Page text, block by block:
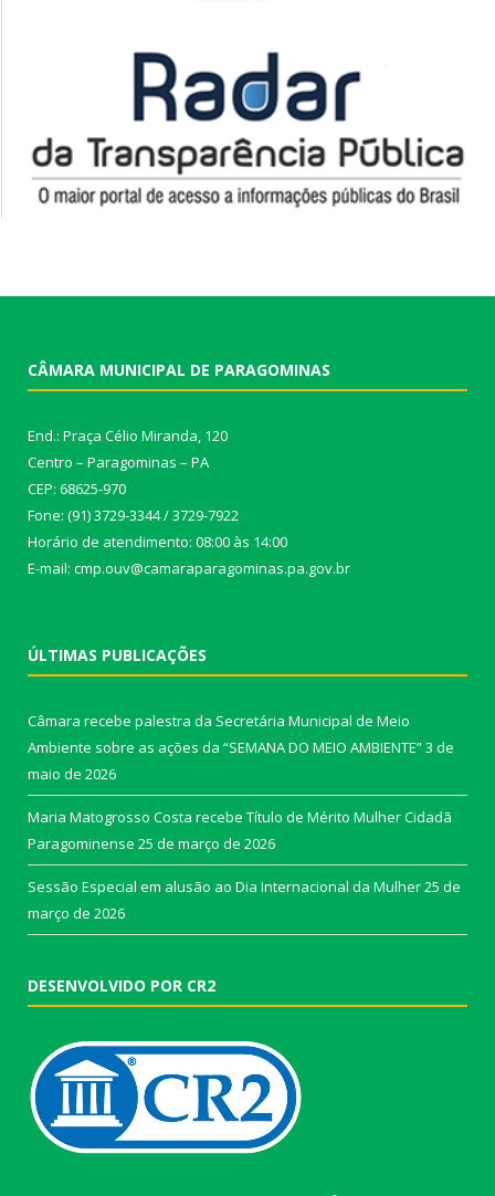
CÂMARA MUNICIPAL DE PARAGOMINAS
End.: Praça Célio Miranda, 120
Centro – Paragominas – PA
CEP: 68625-970
Fone: (91) 3729-3344 / 3729-7922
Horário de atendimento: 08:00 às 14:00
E-mail: cmp.ouv@camaraparagominas.pa.gov.br
ÚLTIMAS PUBLICAÇÕES
Câmara recebe palestra da Secretária Municipal de Meio
Ambiente sobre as ações da “SEMANA DO MEIO AMBIENTE”3 de
maio de 2026
Maria Matogrosso Costa recebe Título de Mérito Mulher Cidadã
Paragominense 25 de março de 2026
Sessão Especial em alusão ao Dia Internacional da Mulher25 de
março de 2026
DESENVOLVIDO POR CR2